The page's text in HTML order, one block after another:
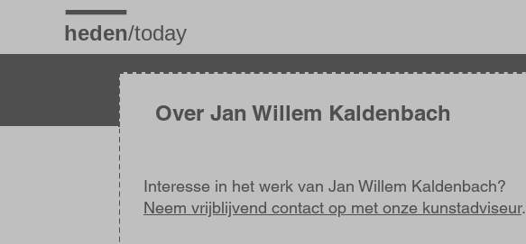
Overslaan
Over Jan Willem Kaldenbach
Interesse in het werk van Jan Willem Kaldenbach?
Neem vrijblijvend contact op met onze kunstadviseur.